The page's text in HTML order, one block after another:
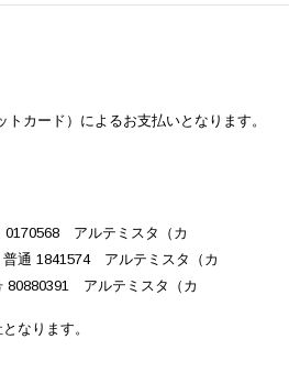
カード）によるお支払いとなります。
アルテミスタ（カ
通 1841574 アルテミスタ（カ
アルテミスタ（カ
なります。